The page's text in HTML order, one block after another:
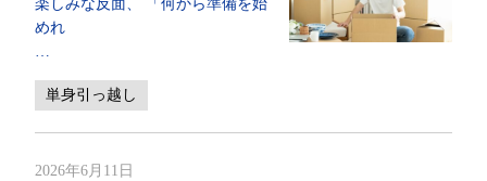
楽しみな反面、 「何から準備を始
めれ
…
単身引っ越し
2026年6月11日